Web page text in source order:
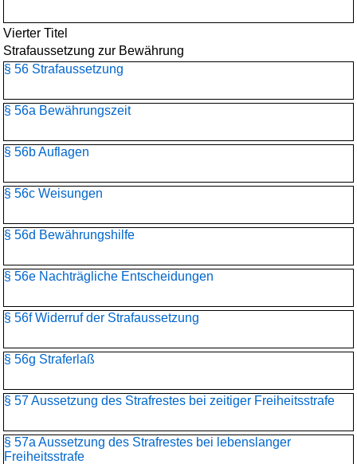
Vierter Titel
Strafaussetzung zur Bewährung
§ 56 Strafaussetzung
§ 56a Bewährungszeit
§ 56b Auflagen
§ 56c Weisungen
§ 56d Bewährungshilfe
§ 56e Nachträgliche Entscheidungen
§ 56f Widerruf der Strafaussetzung
§ 56g Straferlaß
§ 57 Aussetzung des Strafrestes bei zeitiger Freiheitsstrafe
§ 57a Aussetzung des Strafrestes bei lebenslanger
Freiheitsstrafe